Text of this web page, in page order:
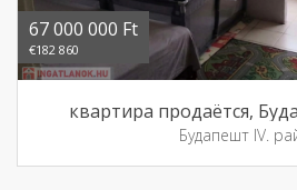
67 000 000 Ft
€182 860
квартира продаётся,
Будапешт IV.